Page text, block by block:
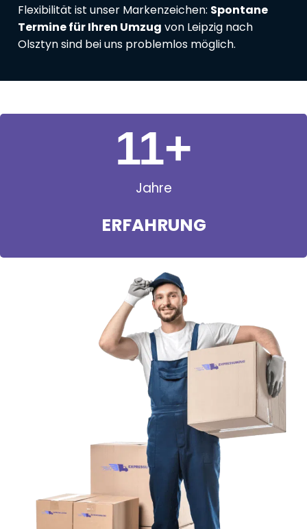
Flexibilität ist unser Markenzeichen: Spontane
Termine für Ihren Umzug von Leipzig nach
Olsztyn sind bei uns problemlos möglich.
Jahre
ERFAHRUNG
11+